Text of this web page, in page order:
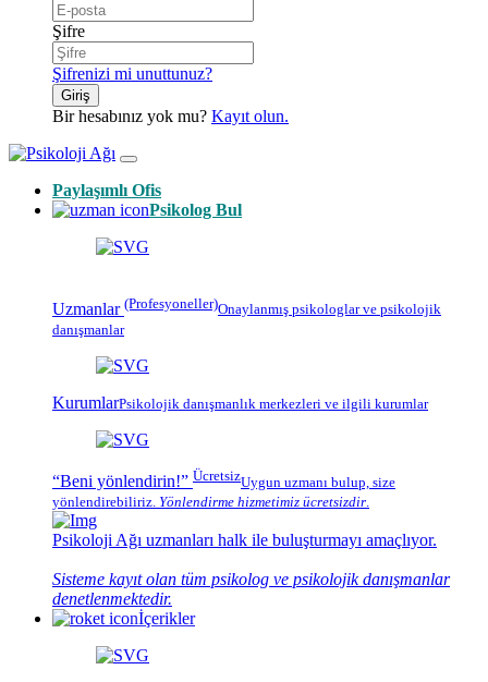
Şifre
Şifrenizi mi unuttunuz?
Giriş
Bir hesabınız yok mu? Kayıt olun.
Paylaşımlı Ofis
Psikolog Bul
Uzmanlar (Profesyoneller)Onaylanmış psikologlarve psikolojik
danışmanlar
KurumlarPsikolojik danışmanlık merkezleri ve ilgili kurumlar
“Beni yönlendirin!” ÜcretsizUygun uzmanı bulup, size
yönlendirebiliriz. Yönlendirme hizmetimiz ücretsizdir.
Psikoloji Ağı uzmanları halk ile buluşturmayı amaçlıyor.
Sisteme kayıt olan tüm psikolog ve psikolojik danışmanlar
denetlenmektedir.
İçerikler